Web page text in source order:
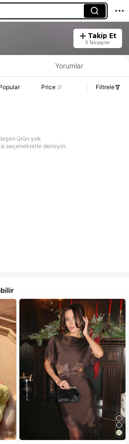
Takip Et
5 Takipçiler
Yorumlar
Price Filtrele
ürün yok
seçeneklerle deneyin.